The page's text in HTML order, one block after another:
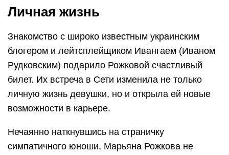
Личная жизнь
Знакомство с широко известным украинским
блогером и лейтсплейщиком Ивангаем (Иваном
Рудковским) подарило Рожковой счастливый
билет. Их встреча в Сети изменила не только
личную жизнь девушки, но и открыла ей новые
возможности в карьере.
Нечаянно наткнувшись на страничку
симпатичного юноши, Марьяна Рожкова не